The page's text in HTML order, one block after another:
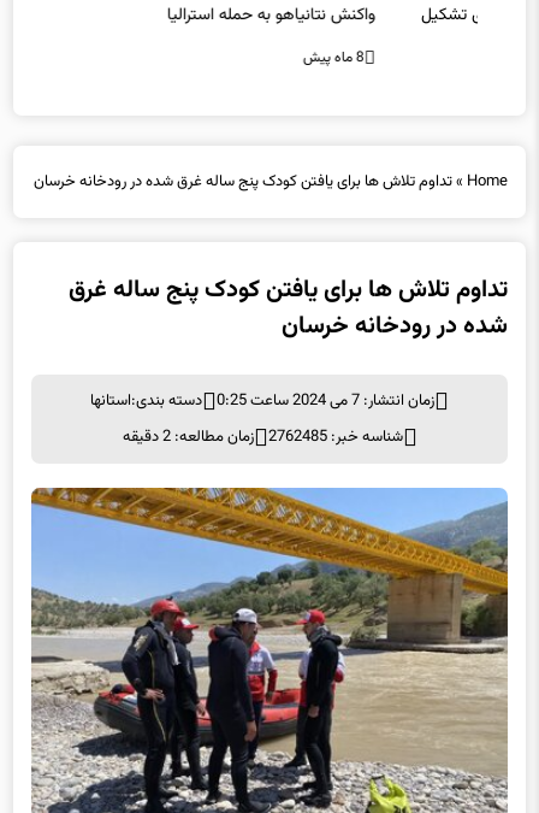
واکنش نتانیاهو به حمله استرالیا
Home
»تداوم تلاش ها برای یافتن کودک پنج ساله غرق شده در رودخانه خرسان
تداوم تلاش ها برای یافتن کودک پنج ساله غرق
شده در رودخانه خرسان
زمان انتشار: 7 می 2024 ساعت 0:25 دسته بندی:استانها
شناسه خبر: 2762485
زمان مطالعه: 2 دقیقه